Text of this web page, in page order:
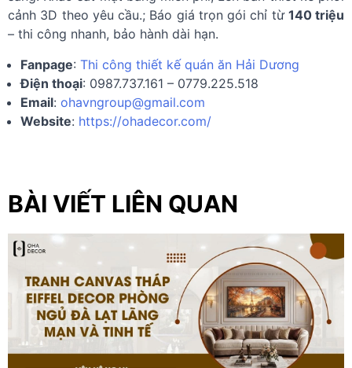
cảnh 3D theo yêu cầu.; Báo giá trọn gói chỉ từ 140 triệu
– thi công nhanh, bảo hành dài hạn.
Fanpage: Thi công thiết kế quán ăn Hải Dương
Điện thoại: 0987.737.161 – 0779.225.518
Email: ohavngroup@gmail.com
Website: https://ohadecor.com/
BÀI VIẾT LIÊN QUAN